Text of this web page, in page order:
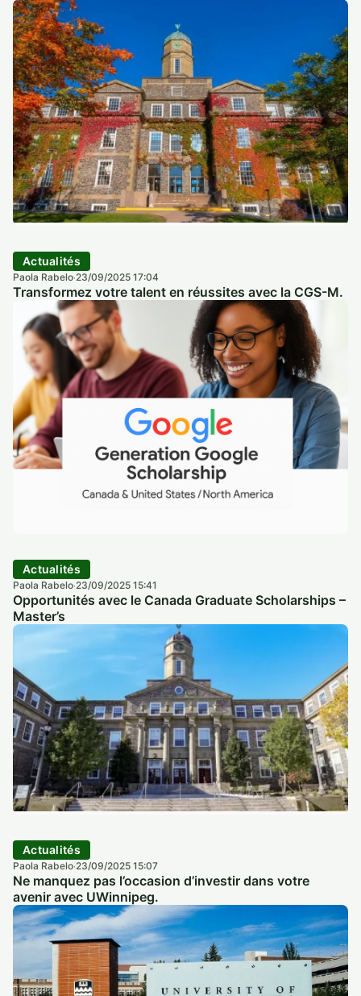
Actualités
Paola Rabelo·23/09/2025 17:04
Transformez votre talent en réussites avec la CGS-M.
Actualités
Paola Rabelo·23/09/2025 15:41
Opportunités avec le Canada Graduate Scholarships –
Master’s
Actualités
Paola Rabelo·23/09/2025 15:07
Ne manquez pas l’occasion d’investir dans votre
avenir avec UWinnipeg.